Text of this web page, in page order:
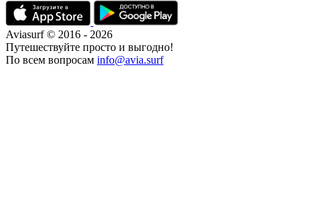
Aviasurf © 2016 - 2026
Путешествуйте просто и выгодно!
По всем вопросам info@avia.surf